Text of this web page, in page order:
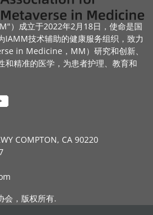
）成立于2022年2月18日，使命是国
IAMM技术辅助的健康服务组织，致力
in Medicine，MM）研究和创新、
和精准的医学，为患者护理、教育和
COMPTON, CA 90220
会，版权所有.